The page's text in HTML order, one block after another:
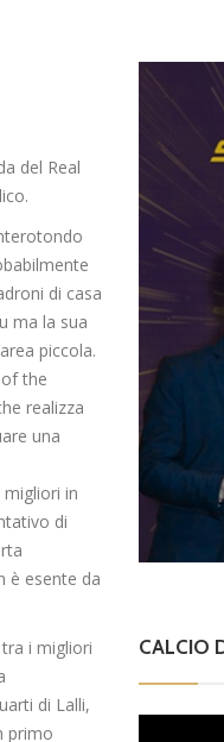
del Real
di casa
ma la sua
piccola.
ofthe
realizza
una
migliori in
di
è esente da
tra i migliori
di Lalli,
primo
CALCIO